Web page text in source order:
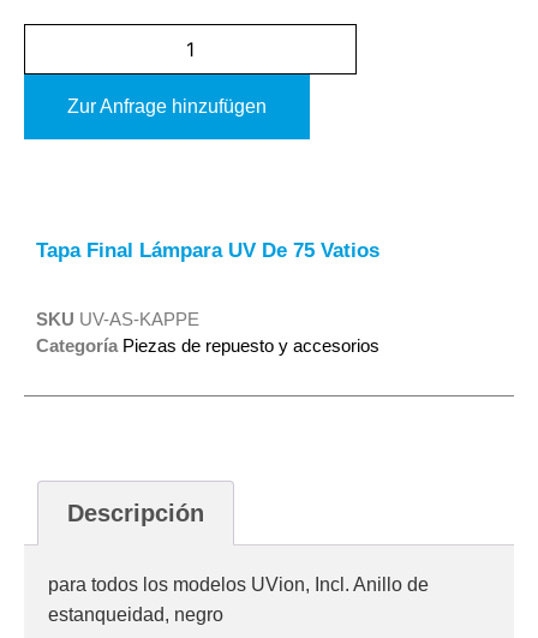
Zur Anfrage hinzufügen
Tapa Final Lámpara UV De 75 Vatios
SKU UV-AS-KAPPE
Categoría Piezas de repuesto y accesorios
Descripción
para todos los modelos UVion, Incl. Anillo de
estanqueidad, negro